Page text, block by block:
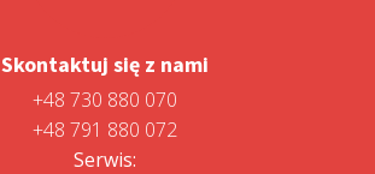
Skontaktuj się z nami
+48 730 880 070
+48 791 880 072
Serwis: